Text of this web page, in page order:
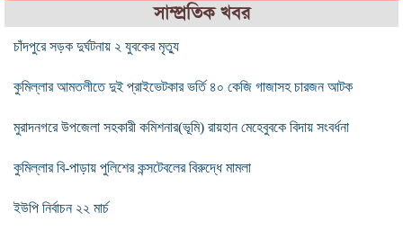
সাম্প্রতিক খবর
চাঁদপুরে সড়ক দুর্ঘটনায় ২ যুবকের মৃত্যু
কুমিল্লার আমতলীতে দুই প্রাইভেটকার ভর্তি ৪০ কেজি গাজাসহ চারজন আটক
মুরাদনগরে উপজেলা সহকারী কমিশনার(ভূমি) রায়হান মেহেবুবকে বিদায় সংবর্ধনা
কুমিল্লার বি-পাড়ায় পুলিশের কন্সটেবলের বিরুদ্ধে মামলা
ইউপি নির্বাচন ২২ মার্চ